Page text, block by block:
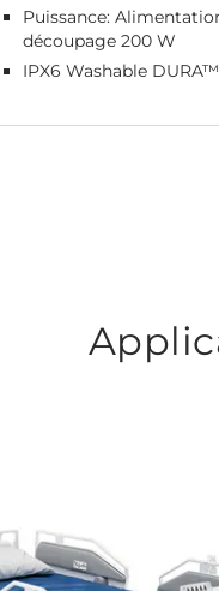
Puissance:
découpage 200 W
IPX6 Washable DURA™